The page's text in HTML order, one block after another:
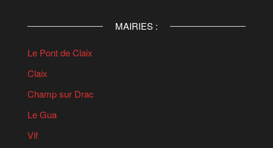
MAIRIES :
Le Pont de Claix
Claix
Champ sur Drac
Le Gua
Vif